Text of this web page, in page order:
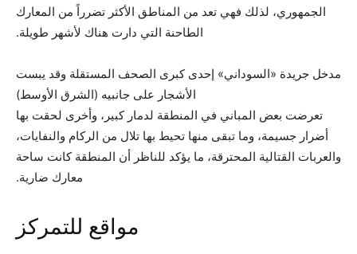
الجمهوري، لذلك فهي تعد من المناطق الأكثر تضرراً من المعارك
الطاحنة التي دارت هناك لأشهر طويلة.
مدخل جريدة «السوداني» إحدى كبرى الصحف المستقلة وقد يبست
الأشجار على جانبيه (الشرق الأوسط)
تعرضت بعض المباني في المنطقة لدمار كبير، وأخرى لحقت بها
أضرار جسيمة، وما تبقى منها تحيط بها تلال من الركام والنفايات،
والعربات القتالية المحترقة، ما يؤكد للناظر أن المنطقة كانت ساحة
معارك ضارية.
مواقع للتمركز